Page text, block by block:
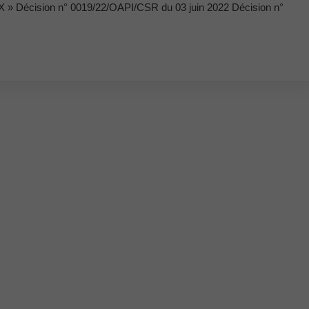
» Décision n° 0019/22/OAPI/CSR du 03 juin 2022 Décision n°